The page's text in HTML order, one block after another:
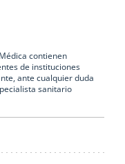
contienen
de instituciones
ante cualquier duda
sanitario